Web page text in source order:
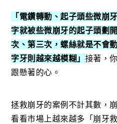
「電鑽轉動、起子頭些微崩
字就被些微崩牙的起子頭劃
次、第三次，螺絲就是不會
字牙則越來越模糊」 接著，
跟懸著的心。
拯救崩牙的案例不計其數，
看看市場上越來越多「崩牙